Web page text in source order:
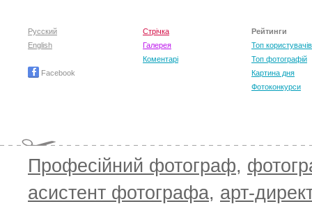
Русский
English
Facebook
Стрічка
Галерея
Коментарі
Рейтинги
Топ користувачів
Топ фотографій
Картина дня
Фотоконкурси
Професійний фотограф,
асистент фотографа, арт-